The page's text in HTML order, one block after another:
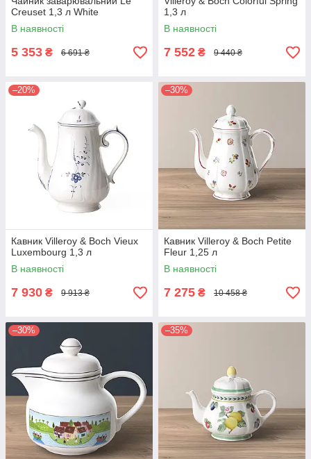
Creuset 1,3 л White
В наявності
5 353 ₴ 6 691 ₴
1,3 л
В наявності
7 552 ₴ 9 440 ₴
–20%
Кавник Villeroy & Boch Vieux
Luxembourg 1,3 л
В наявності
7 930 ₴ 9 913 ₴
–30%
Кавник Villeroy & Boch Petite
Fleur 1,25 л
В наявності
7 275 ₴ 10 458 ₴
–30% –35%